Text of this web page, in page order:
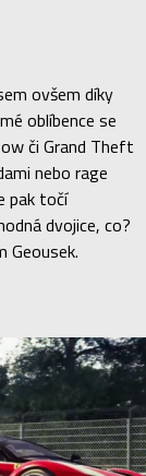
ovšem díky
oblíbence se
či Grand Theft
nebo rage
pak točí
dvojice, co?
Geousek.